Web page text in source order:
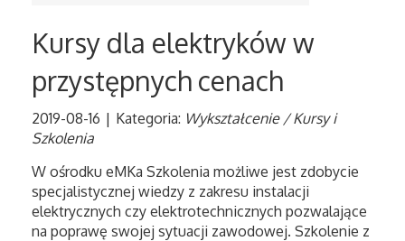
Materiały Eksploatacyjne
Inne Sklepy
Elektronarzędzia
Maszyny
Kursy dla elektryków w
przystępnych cenach
2019-08-16 | Kategoria: Wykształcenie / Kursy i
Szkolenia
W ośrodku eMKa Szkolenia możliwe jest zdobycie
specjalistycznej wiedzy z zakresu instalacji
elektrycznych czy elektrotechnicznych pozwalające
na poprawę swojej sytuacji zawodowej. Szkolenie z